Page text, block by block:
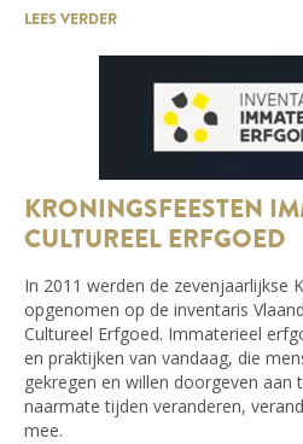
LEES VERDER
KRONINGSFEESTEN
CULTUREEL ERFGOED
In 2011 werden de zevenjaarlijkse
opgenomen op de inventaris
Cultureel Erfgoed. Immaterieel
en praktijken van vandaag, die
gekregen en willen doorgeven aan
naarmate tijden veranderen,
mee.